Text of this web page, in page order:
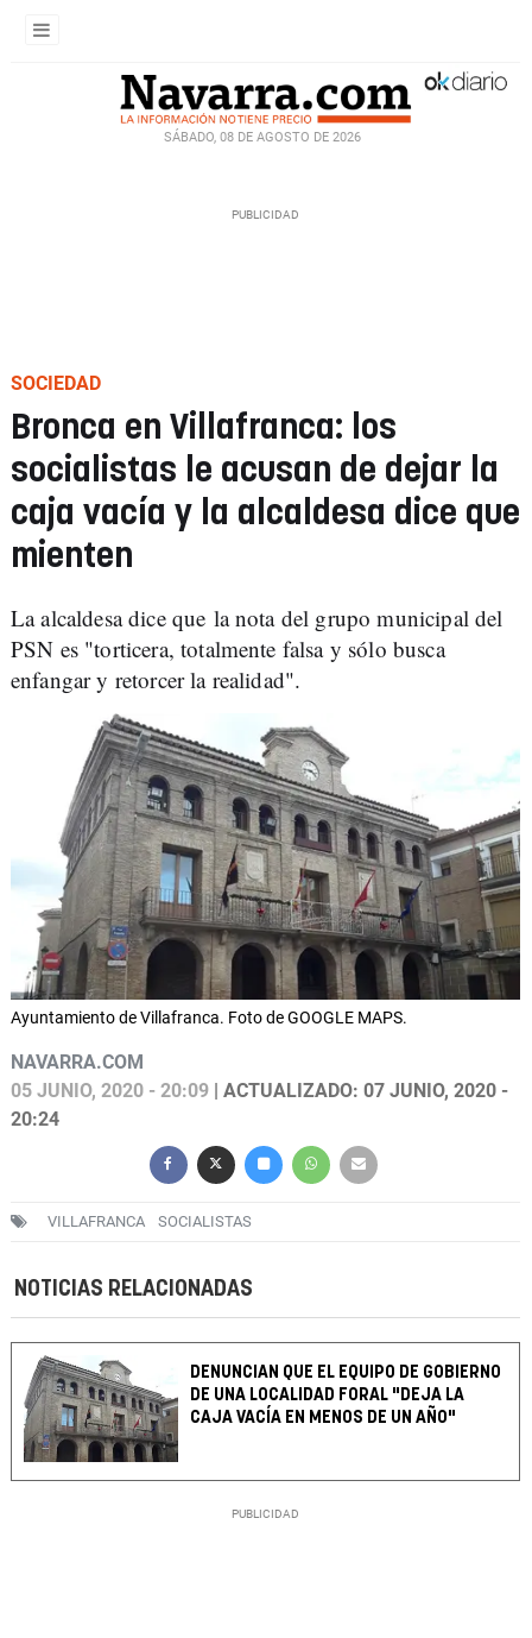
SÁBADO, 08 DE AGOSTO DE 2026
SOCIEDAD
Bronca en Villafranca: los
socialistas le acusan de dejar la
caja vacía y la alcaldesa dice que
mienten
La alcaldesa dice que la nota del grupo municipal del
PSN es "torticera, totalmente falsa y sólo busca
enfangar y retorcer la realidad".
Ayuntamiento de Villafranca. Foto de GOOGLE MAPS.
NAVARRA.COM
05 JUNIO, 2020 - 20:09 | ACTUALIZADO: 07 JUNIO, 2020 -
20:24
VILLAFRANCA SOCIALISTAS
NOTICIAS RELACIONADAS
DENUNCIAN QUE EL EQUIPO DE GOBIERNO
DE UNA LOCALIDAD FORAL "DEJA LA
CAJA VACÍA EN MENOS DE UN AÑO"